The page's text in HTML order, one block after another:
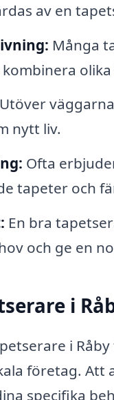
av en
Många
Utöver
nytt liv.
Ofta
tapeter och
En bra
och ge en
i
i
företag.
specifika